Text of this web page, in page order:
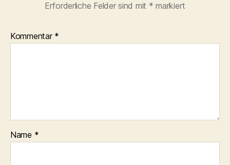
Erforderliche Felder sind mit * markiert
Kommentar *
Name *